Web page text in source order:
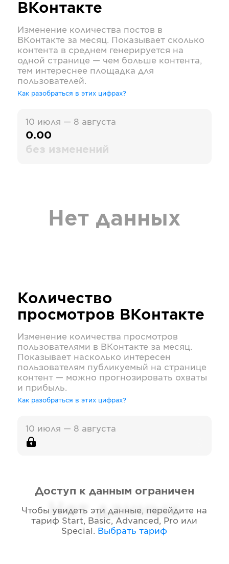
ВКонтакте
Изменение количества постов в
ВКонтакте за месяц. Показывает сколько
контента в среднем генерируется на
одной странице — чем больше контента,
тем интереснее площадка для
пользователей.
Как разобраться в этих цифрах?
10 июля — 8 августа
0.00
без изменений
Нет данных
Количество
просмотров ВКонтакте
Изменение количества просмотров
пользователями в ВКонтакте за месяц.
Показывает насколько интересен
пользователям публикуемый на странице
контент — можно прогнозировать охваты
и прибыль.
Как разобраться в этих цифрах?
10 июля — 8 августа
Нет данных
Доступ к данным ограничен
Чтобы увидеть эти данные, перейдите на
тариф Start, Basic, Advanced, Pro или
Special . Выбрать тариф